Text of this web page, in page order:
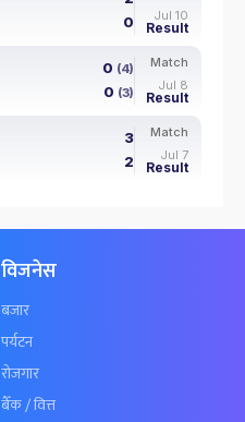
0
Jul 10
Result
0 (4)
0 (3)
Match
Jul 8
Result
3
2
Match
Jul 7
Result
विजनेस
बजार
पर्यटन
रोजगार
बैँक / वित्त